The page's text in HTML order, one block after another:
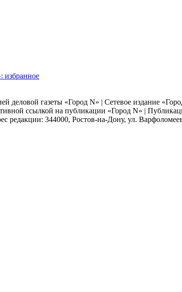
избранное
деловой газеты «Город N» | Сетевое издание
ссылкой на публикации «Город N» |
редакции: 344000, Ростов-на-Дону, ул.